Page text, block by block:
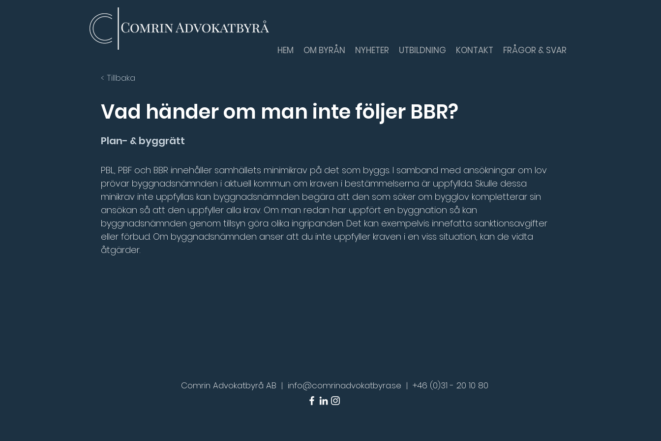
HEM OM BYRÅN NYHETER UTBILDNING KONTAKT FRÅGOR & SVAR
< Tillbaka
Vad händer om man inte följer BBR?
Plan- & byggrätt
PBL, PBF och BBR innehåller samhällets minimikrav på det som byggs. I samband med ansökningar om lov
prövar byggnadsnämnden i aktuell kommun om kraven i bestämmelserna är uppfyllda. Skulle dessa
minikrav inte uppfyllas kan byggnadsnämnden begära att den som söker om bygglov kompletterar sin
ansökan så att den uppfyller alla krav. Om man redan har uppfört en byggnation så kan
byggnadsnämnden genom tillsyn göra olika ingripanden. Det kan exempelvis innefatta sanktionsavgifter
eller förbud. Om byggnadsnämnden anser att du inte uppfyller kraven i en viss situation, kan de vidta
åtgärder.
Comrin Advokatbyrå AB | info@comrinadvokatbyra.se | +46 (0)31 - 20 10 80